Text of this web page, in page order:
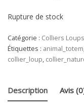
Rupture de stock
Catégorie : Colliers
Étiquettes : animal_totem
collier_loup,
Description Avis